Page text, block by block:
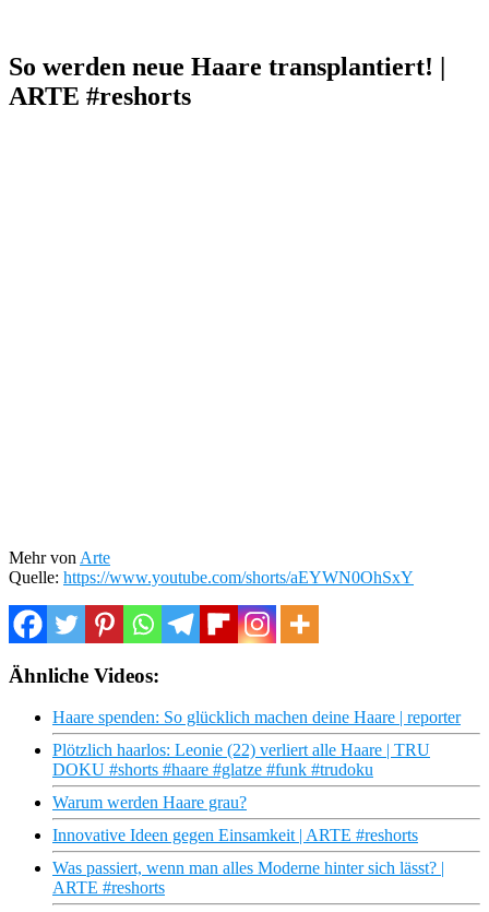
So werden neue Haare transplantiert! |
ARTE #reshorts
Mehr von Arte
Quelle: https://www.youtube.com/shorts/aEYWN0OhSxY
Ähnliche Videos:
Haare spenden: So glücklich machen deine Haare | reporter
Plötzlich haarlos: Leonie (22) verliert alle Haare | TRU
DOKU #shorts #haare #glatze #funk #trudoku
Warum werden Haare grau?
Innovative Ideen gegen Einsamkeit | ARTE #reshorts
Was passiert, wenn man alles Moderne hinter sich lässt? |
ARTE #reshorts